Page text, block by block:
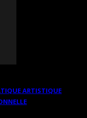
ARTISTIQUE